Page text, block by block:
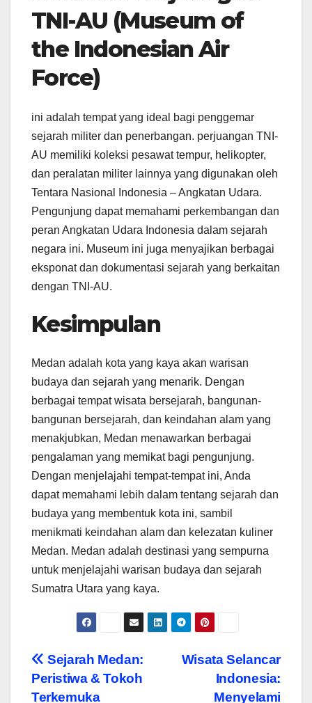
TNI-AU (Museum of
the Indonesian Air
Force)
ini adalah tempat yang ideal bagi penggemar
sejarah militer dan penerbangan. perjuangan TNI-
AU memiliki koleksi pesawat tempur, helikopter,
dan peralatan militer lainnya yang digunakan oleh
Tentara Nasional Indonesia – Angkatan Udara.
Pengunjung dapat memahami perkembangan dan
peran Angkatan Udara Indonesia dalam sejarah
negara ini. Museum ini juga menyajikan berbagai
eksponat dan dokumentasi sejarah yang berkaitan
dengan TNI-AU.
Kesimpulan
Medan adalah kota yang kaya akan warisan
budaya dan sejarah yang menarik. Dengan
berbagai tempat wisata bersejarah, bangunan-
bangunan bersejarah, dan keindahan alam yang
menakjubkan, Medan menawarkan berbagai
pengalaman yang memikat bagi pengunjung.
Dengan menjelajahi tempat-tempat ini, Anda
dapat memahami lebih dalam tentang sejarah dan
budaya yang membentuk kota ini, sambil
menikmati keindahan alam dan kelezatan kuliner
Medan. Medan adalah destinasi yang sempurna
untuk menjelajahi warisan budaya dan sejarah
Sumatra Utara yang kaya.
Navigasi
pos
Wisata Selancar
Indonesia:
Menyelami
Sejarah Medan:
Peristiwa & Tokoh
Terkemuka